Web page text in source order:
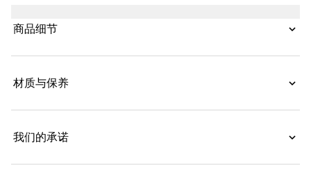
商品细节
材质与保养
我们的承诺